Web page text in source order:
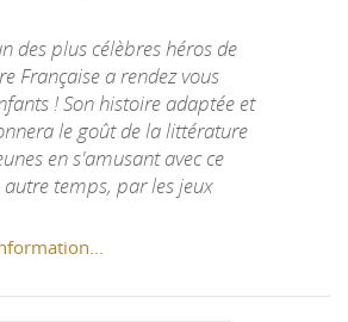
des plus célèbres héros de
Française a rendez vous
! Son histoire adaptée et
le goût de la littérature
en s'amusant avec ce
temps, par les jeux